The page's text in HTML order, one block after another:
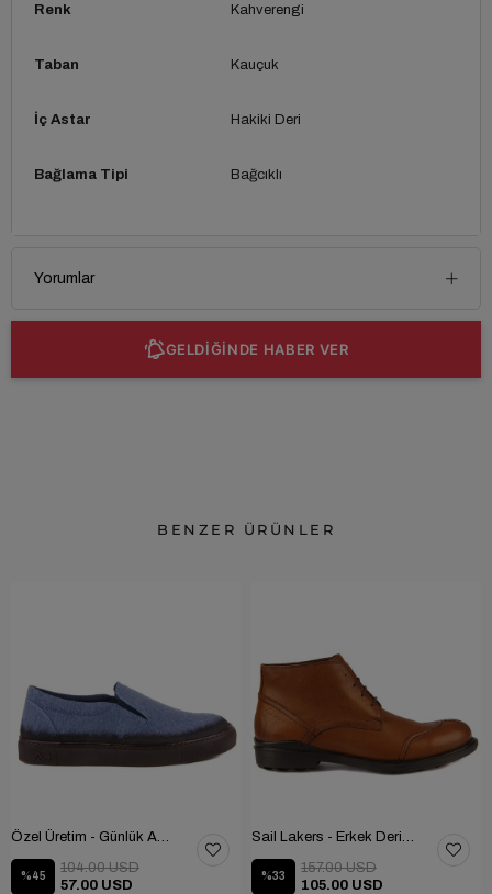
Renk Kahverengi
Taban Kauçuk
İç Astar Hakiki Deri
Bağlama Tipi Bağcıklı
Yorumlar
GELDİĞİNDE HABER VER
BENZER ÜRÜNLER
%45
57.00 USD
104.00 USD
%33
105.00 USD
157.00 USD